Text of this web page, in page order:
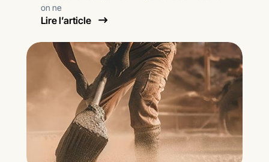
on ne
Lire l’article